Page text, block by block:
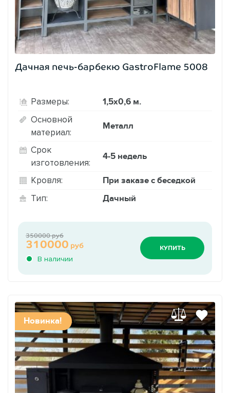
Дачная печь-барбекю GastroFlame 5008
Размеры: 1,5х0,6 м.
Основной
материал:
Металл
Срок
изготовления:
4-5 недель
Кровля: При заказе с беседкой
Тип: Дачный
В наличии
310000 руб
350000 руб
КУПИТЬ
Новинка!